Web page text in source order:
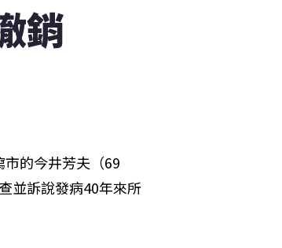
銷
的今井芳夫（69
並訴說發病40年來所